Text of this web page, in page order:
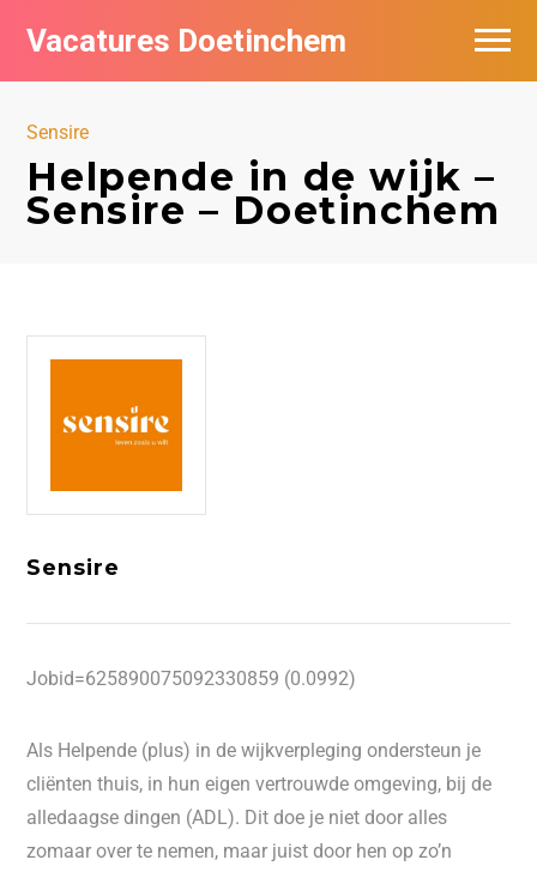
Vacatures Doetinchem
Sensire
Helpende in de wijk –
Sensire – Doetinchem
Sensire
Jobid=625890075092330859 (0.0992)
Als Helpende (plus) in de wijkverpleging ondersteun je
cliënten thuis, in hun eigen vertrouwde omgeving, bij de
alledaagse dingen (ADL). Dit doe je niet door alles
zomaar over te nemen, maar juist door hen op zo’n
Vacatures per bedrijf
Nieuwsbrief feed